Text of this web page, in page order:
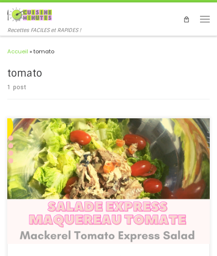
Recettes FACILES et RAPIDES !
Accueil »tomato
tomato
1 post
#salade #maquereau #tomates #rapide #express #salad
#mackerel #tomato #fast #French #recipe Une salade rapide et
pleine de protéines de poisson maquereau, prête en quelques
minutes, lorsque vous êtes pressés mais que vous voulez mangez
équilibré ! A quick and protein-packed mackerel fish salad, ready
in minutes, when you're in a hurry but want to eat a balanced diet!